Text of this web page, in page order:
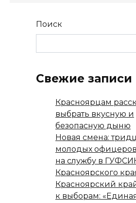
Поиск
Свежие записи
Красноярцам
выбрать вкусную и
безопасную дыню
Новая смена:
молодых офицеров
на службу в
Красноярского
Красноярский
к выборам: